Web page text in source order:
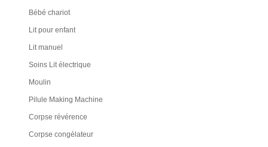
Bébé chariot
Lit pour enfant
Lit manuel
Soins Lit électrique
Moulin
Pilule Making Machine
Corpse révérence
Corpse congélateur